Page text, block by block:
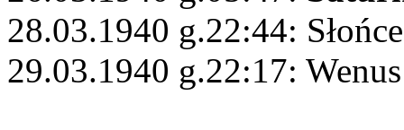
28.03.1940 g.22:44:
29.03.1940 g.22:17: